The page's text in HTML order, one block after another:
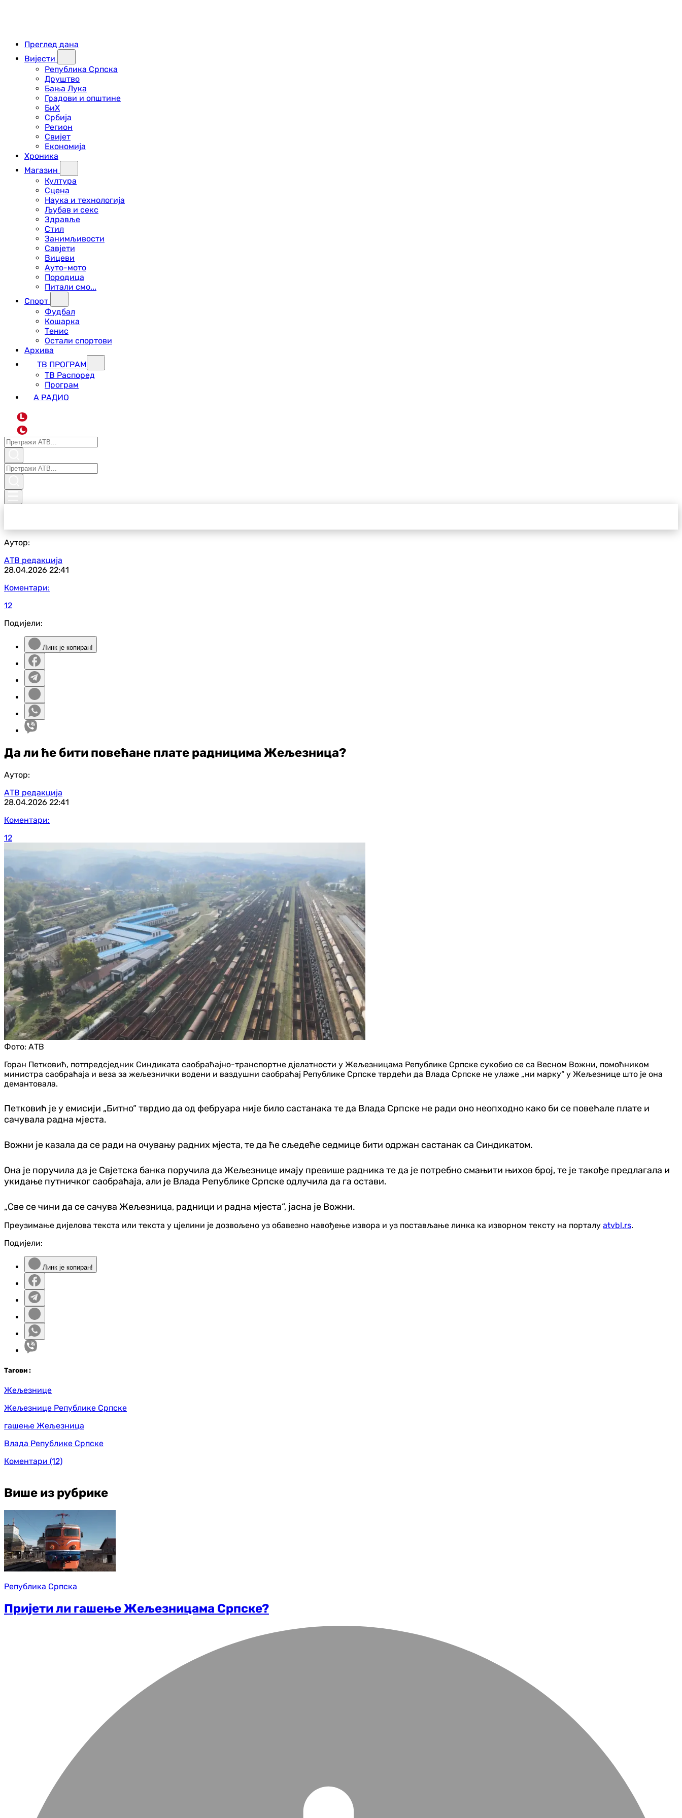
Преглед дана
Вијести
Република Српска
Друштво
Бања Лука
Градови и општине
БиХ
Србија
Регион
Свијет
Економија
Хроника
Магазин
Култура
Сцена
Наука и технологија
Љубав и секс
Здравље
Стил
Занимљивости
Савјети
Вицеви
Ауто-мото
Породица
Питали смо...
Спорт
Фудбал
Кошарка
Тенис
Остали спортови
Архива
ТВ ПРОГРАМ
ТВ Распоред
Програм
А РАДИО
L
Аутор:
АТВ редакција
28.04.2026 22:41
Коментари:
12
Подијели:
Линк је копиран!
Да ли ће бити повећане плате радницима Жељезница?
Аутор:
АТВ редакција
28.04.2026 22:41
Коментари:
12
Фото: АТВ
Горан Петковић, потпредсједник Синдиката саобраћајно-транспортне д‌јелатности у Жељезницама Републике Српске сукобио се са Весном Вожни, помоћником
министра саобраћаја и веза за жељезнички водени и ваздушни саобраћај Републике Српске тврдећи да Влада Српске не улаже „ни марку“ у Жељезнице што је она
демантовала.
Петковић је у емисији „Битно“ тврдио да од фебруара није било састанака те да Влада Српске не ради оно неопходно како би се повећале плате и
сачувала радна мјеста.
Вожни је казала да се ради на очувању радних мјеста, те да ће сљедеће седмице бити одржан састанак са Синдикатом.
Она је поручила да је Свјетска банка поручила да Жељезнице имају превише радника те да је потребно смањити њихов број, те је такође предлагала и
укидање путничког саобраћаја, али је Влада Републике Српске одлучила да га остави.
„Све се чини да се сачува Жељезница, радници и радна мјеста“, јасна је Вожни.
Преузимање дијелова текста или текста у цјелини је дозвољено уз обавезно навођење извора и уз постављање линка ка изворном тексту на порталу atvbl.rs.
Подијели:
Линк је копиран!
Тагови :
Жељезнице
Жељезнице Републике Српске
гашење Жељезница
Влада Републике Српске
Коментари (12)
Више из рубрике
Република Српска
Пријети ли гашење Жељезницама Српске?